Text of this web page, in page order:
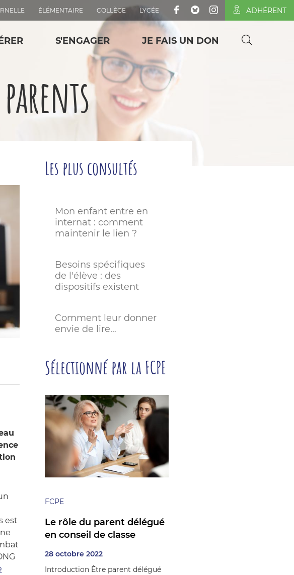
ÉLÉMENTAIRE COLLÈGE LYCÉE ADHÉRENT
S'ENGAGER JE FAIS UN DON
est
Les plus consultés
Mon enfant entre en
internat : comment
maintenir le lien ?
Besoins spécifiques
de l'élève : des
dispositifs existent
Comment leur donner
envie de lire…
Sélectionné par la FCPE
FCPE
Le rôle du parent délégué
en conseil de classe
28 octobre 2022
Introduction Être parent délégué